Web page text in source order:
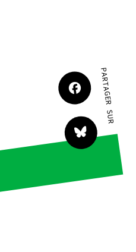
PARTAGER SUR